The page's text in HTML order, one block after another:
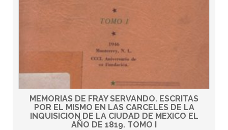
MEMORIAS DE FRAY SERVANDO. ESCRITAS
POR EL MISMO EN LAS CARCELES DE LA
INQUISICION DE LA CIUDAD DE MEXICO EL
AÑO DE 1819. TOMO I